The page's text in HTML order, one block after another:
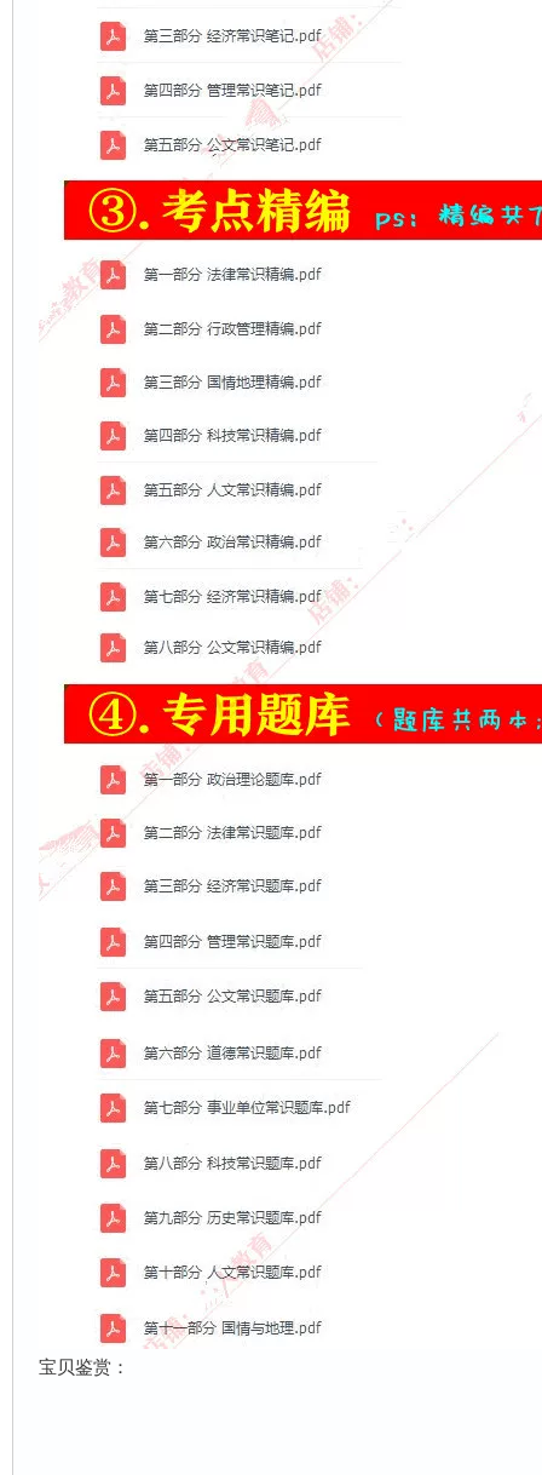
宝贝鉴赏：